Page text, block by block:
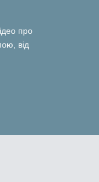
про
від